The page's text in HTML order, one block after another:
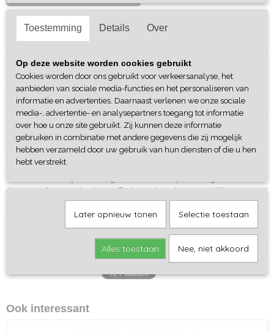
Specificaties
32279
Omschrijving
Dames Ten Cate short 2-pack
Basic shorts van ten Cate zijn verpakt per 2 stuks. De shorts van de
Basic collectie zijn rondgebreid, zodat je kunt genieten van een
naadloos ontwerp. De shorts zijn vervaardigd met 95% katoen en
5% elastaan en bevatten een comfortabel zacht elastiek. Dankzij
het naadloze ontwerp kan je de shorts dragen onder iedere outfit.
draagcomfort van de shorts. Zo kruipt het niet op en blijft het model
goed op de plek zitten. De 2-packs zijn verkrijgbaar in diverse
Ook interessant
Toestemming Details Over
Op deze website worden cookies gebruikt
Cookies worden door ons gebruikt voor verkeersanalyse, het
aanbieden van sociale media-functies en het personaliseren van
informatie en advertenties. Daarnaast verlenen we onze sociale
media-, advertentie- en analysepartners toegang tot informatie
over hoe u onze site gebruikt. Zij kunnen deze informatie
gebruiken in combinatie met andere gegevens die zij mogelijk
hebben verzameld door uw gebruik van hun diensten of die u hen
hebt verstrekt.
Later opnieuw tonen Selectie toestaan
Alles toestaan Nee, niet akkoord